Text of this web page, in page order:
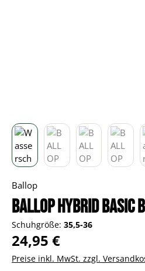
Ballop
BALLOP Hybrid basic
Schuhgröße: 35,5-36
Regulärer Preis:
24,95 €
Preise inkl. MwSt. zzgl.